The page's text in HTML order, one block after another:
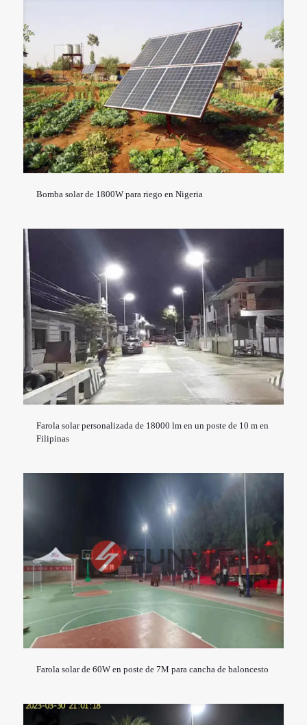
Bomba solar de 1800W para riego en Nigeria
Farola solar personalizada de 18000 lm en un poste de 10 m en
Filipinas
Farola solar de 60W en poste de 7M para cancha de baloncesto